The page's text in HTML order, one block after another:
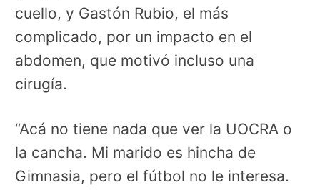
cuello, y Gastón Rubio, el más
complicado, por un impacto en el
abdomen, que motivó incluso una
cirugía.
“Acá no tiene nada que ver la UOCRA o
la cancha. Mi marido es hincha de
Gimnasia, pero el fútbol no le interesa.